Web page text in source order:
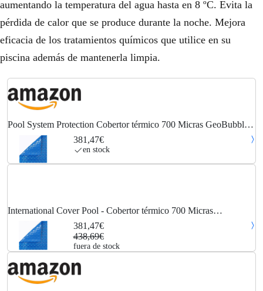
aumentando la temperatura del agua hasta en 8 ºC. Evita la
pérdida de calor que se produce durante la noche. Mejora
eficacia de los tratamientos químicos que utilice en su
piscina además de mantenerla limpia.
Pool System Protection Cobertor térmico 700 Micras GeoBubble
para Piscina de 3,5 x 7 Metros
381,47€
en stock
International Cover Pool - Cobertor térmico 700 Micras
GeoBubble para piscina de 3,5 x 7 metros
381,47€
438,69€
fuera de stock